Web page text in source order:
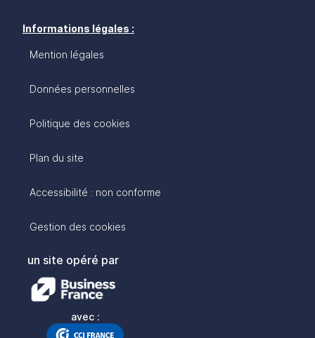
Informations légales :
Mention légales
Données personnelles
Politique des cookies
Plan du site
Accessibilité : non conforme
Gestion des cookies
un site opéré par
avec :